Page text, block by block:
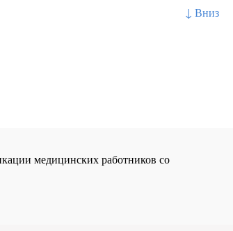
↓ Вниз
медицинских работников со